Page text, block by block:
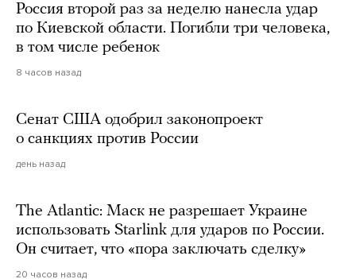
Россия второй раз за неделю нанесла удар
по Киевской области. Погибли три человека,
в том числе ребенок
8 часов назад
Сенат США одобрил законопроект
о санкциях против России
день назад
The Atlantic: Маск не разрешает Украине
использовать Starlink для ударов по России.
Он считает, что «пора заключать сделку»
20 часов назад